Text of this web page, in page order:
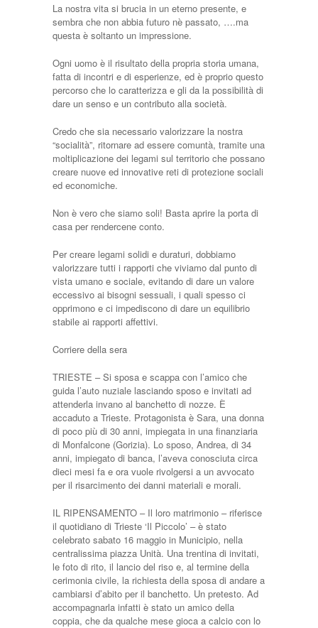
La nostra vita si brucia in un eterno presente, e
sembra che non abbia futuro nè passato, ….ma
questa è soltanto un impressione.
Ogni uomo è il risultato della propria storia umana,
fatta di incontri e di esperienze, ed è proprio questo
percorso che lo caratterizza e gli da la possibilità di
dare un senso e un contributo alla società.
Credo che sia necessario valorizzare la nostra
“socialità”, ritornare ad essere comuntà, tramite una
moltiplicazione dei legami sul territorio che possano
creare nuove ed innovative reti di protezione sociali
ed economiche.
Non è vero che siamo soli! Basta aprire la porta di
casa per rendercene conto.
Per creare legami solidi e duraturi, dobbiamo
valorizzare tutti i rapporti che viviamo dal punto di
vista umano e sociale, evitando di dare un valore
eccessivo ai bisogni sessuali, i quali spesso ci
opprimono e ci impediscono di dare un equilibrio
stabile ai rapporti affettivi.
Corriere della sera
TRIESTE – Si sposa e scappa con l’amico che
guida l’auto nuziale lasciando sposo e invitati ad
attenderla invano al banchetto di nozze. È
accaduto a Trieste. Protagonista è Sara, una donna
di poco più di 30 anni, impiegata in una finanziaria
di Monfalcone (Gorizia). Lo sposo, Andrea, di 34
anni, impiegato di banca, l’aveva conosciuta circa
dieci mesi fa e ora vuole rivolgersi a un avvocato
per il risarcimento dei danni materiali e morali.
IL RIPENSAMENTO – Il loro matrimonio – riferisce
il quotidiano di Trieste ‘Il Piccolo’ – è stato
celebrato sabato 16 maggio in Municipio, nella
centralissima piazza Unità. Una trentina di invitati,
le foto di rito, il lancio del riso e, al termine della
cerimonia civile, la richiesta della sposa di andare a
cambiarsi d’abito per il banchetto. Un pretesto. Ad
accompagnarla infatti è stato un amico della
coppia, che da qualche mese gioca a calcio con lo